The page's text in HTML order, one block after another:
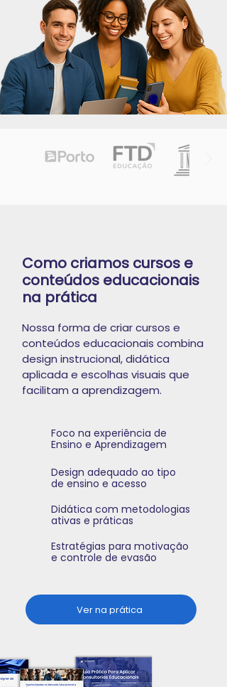
Como criamos cursos e
conteúdos educacionais
na prática
Nossa forma de criar cursos e
conteúdos educacionais combina
design instrucional, didática
aplicada e escolhas visuais que
facilitam a aprendizagem.
Foco na experiência de
Ensino e Aprendizagem
Design adequado ao tipo
de ensino e acesso
Didática com metodologias
ativas e práticas
Estratégias para motivação
e controle de evasão
Ver na prática